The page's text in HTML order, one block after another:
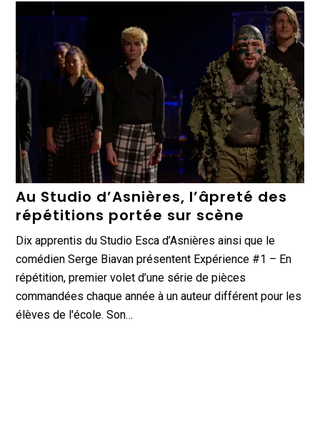
Au Studio d’Asnières, l’âpreté des
répétitions portée sur scène
Dix apprentis du Studio Esca d’Asnières ainsi que le
comédien Serge Biavan présentent Expérience #1 – En
répétition, premier volet d’une série de pièces
commandées chaque année à un auteur différent pour les
élèves de l'école. Son…